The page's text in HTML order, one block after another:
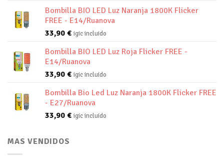
Bombilla BIO LED Luz Naranja 1800K Flicker
FREE - E14/Ruanova
33,90 € igic incluido
Bombilla BIO LED Luz Roja Flicker FREE -
E14/Ruanova
33,90 € igic incluido
Bombilla Bio Led Luz Naranja 1800K Flicker FREE
- E27/Ruanova
33,90 € igic incluido
MAS VENDIDOS